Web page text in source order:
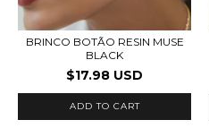
BRINCO BOTÃO RESIN MUSE
BLACK
$17.98 USD
ADD TO CART